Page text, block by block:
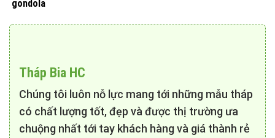
gondola
Tháp Bia HC
Chúng tôi luôn nỗ lực mang tới những mẫu tháp
có chất lượng tốt, đẹp và được thị trường ưa
chuộng nhất tới tay khách hàng và giá thành rẻ